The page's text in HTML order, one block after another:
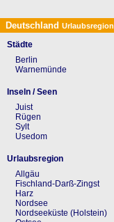
Deutschland Urlaubsregion
Städte
Berlin
Warnemünde
Inseln / Seen
Juist
Rügen
Sylt
Usedom
Urlaubsregion
Allgäu
Fischland-Darß-Zingst
Harz
Nordsee
Nordseeküste (Holstein)